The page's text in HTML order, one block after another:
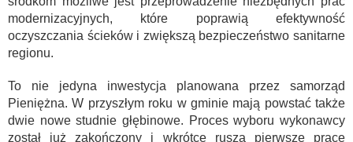
modernizacyjnych, które poprawią efektywność
oczyszczania ścieków i zwiększą bezpieczeństwo sanitarne
regionu.
To nie jedyna inwestycja planowana przez samorząd
Pieniężna. W przyszłym roku w gminie mają powstać także
dwie nowe studnie głębinowe. Proces wyboru wykonawcy
został już zakończony i wkrótce ruszą pierwsze prace